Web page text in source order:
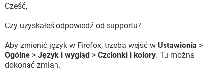
Cześć,
Czy uzyskałeś odpowiedź od supportu?
Aby zmienić język w Firefox, trzeba wejść w Ustawienia >
Ogólne > Język i wygląd > Czcionki i kolory. Tu można
dokonać zmian.